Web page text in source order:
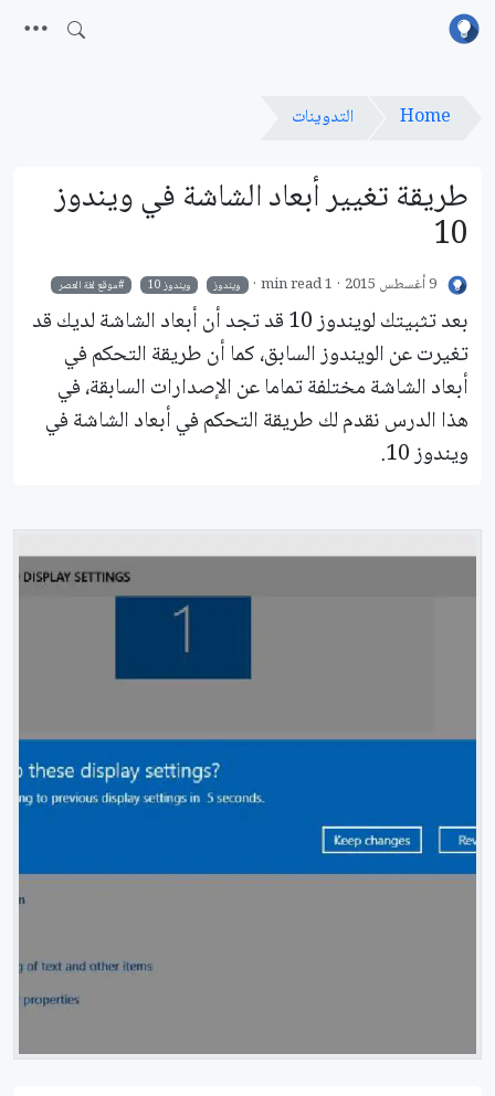
Home التدوينات
طريقة تغيير أبعاد الشاشة في ويندوز
10
9 أغسطس 2015 1 min read ويندوز ويندوز 10 موقع لغة العصر
بعد تثبيتك لويندوز 10 قد تجد أن أبعاد الشاشة لديك قد
تغيرت عن الويندوز السابق، كما أن طريقة التحكم في
أبعاد الشاشة مختلفة تماما عن الإصدارات السابقة، في
هذا الدرس نقدم لك طريقة التحكم في أبعاد الشاشة في
ويندوز 10.